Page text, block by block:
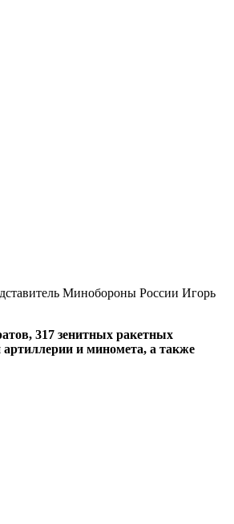
Минобороны России Игорь
317 зенитных ракетных
артиллерии и миномета, а также